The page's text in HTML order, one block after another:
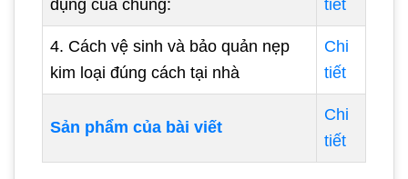
dụng của chúng:
tiết
4. Cách vệ sinh và bảo quản nẹp
kim loại đúng cách tại nhà
Chi
tiết
Sản phẩm của bài viết
Chi
tiết